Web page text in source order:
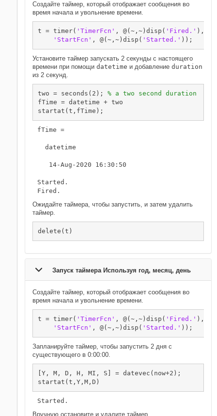
Создайте таймер, который отображает сообщения во
время начала и увольнение времени.
t = timer( 'TimerFcn' , @(~,~)disp( 'Fired.' ),
'StartFcn' , @(~,~)disp( 'Started.' ));
Установите таймер запускать 2 секунды с настоящего
времени при помощи datetime и добавление duration
из 2 секунд.
two = seconds(2); % a two second duration
fTime = datetime + two
startat(t,fTime);
fTime =
  datetime
   14-Aug-2020 16:30:50
Started.
Fired.
Ожидайте таймера, чтобы запустить, и затем удалить
таймер.
delete(t)
Запуск таймера Используя год, месяц, день
Создайте таймер, который отображает сообщения во
время начала и увольнение времени.
t = timer( 'TimerFcn' , @(~,~)disp( 'Fired.' ),
'StartFcn' , @(~,~)disp( 'Started.' ));
Запланируйте таймер, чтобы запустить 2 дня с
существующего в 0:00:00.
[Y, M, D, H, MI, S] = datevec(now+2);
startat(t,Y,M,D)
Started.
Вручную остановите и удалите таймер.